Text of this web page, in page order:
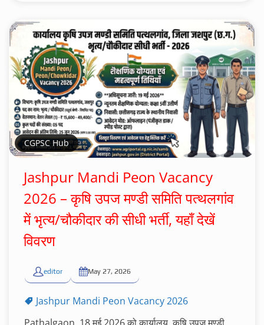
CGPSC Hub
Jashpur Mandi Peon Vacancy
2026 – कृषि उपज मण्डी समिति पत्थलगांव
में भृत्य/चौकीदार की सीधी भर्ती, यहाँ देखें
विवरण
editor May 27, 2026
Jashpur Mandi Peon Vacancy 2026